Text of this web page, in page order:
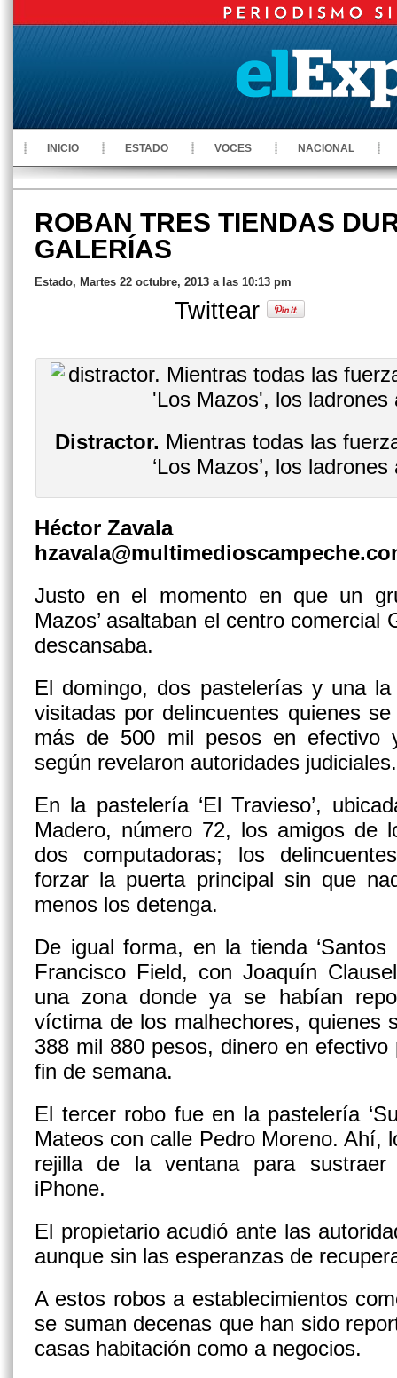
INICIO ESTADO VOCES NACIONAL
ROBAN TRES TIENDAS
GALERÍAS
Estado, Martes 22 octubre, 2013 a las 10:13 pm
Twittear
Distractor. Mientras todas las
‘Los Mazos’, los
Héctor Zavala
Justo en el momento en que un
Mazos’ asaltaban el centro comercial
descansaba.
El domingo, dos pastelerías y una
visitadas por delincuentes quienes
más de 500 mil pesos en efectivo
según revelaron autoridades judiciales.
En la pastelería ‘El Travieso’,
Madero, número 72, los amigos de
dos computadoras; los
forzar la puerta principal sin que
menos los detenga.
De igual forma, en la tienda ‘Santos
Francisco Field, con Joaquín
una zona donde ya se habían
víctima de los malhechores, quienes
388 mil 880 pesos, dinero en
fin de semana.
El tercer robo fue en la pastelería
Mateos con calle Pedro Moreno. Ahí,
rejilla de la ventana para
iPhone.
El propietario acudió ante las
aunque sin las esperanzas de
A estos robos a establecimientos
se suman decenas que han sido
casas habitación como a negocios.